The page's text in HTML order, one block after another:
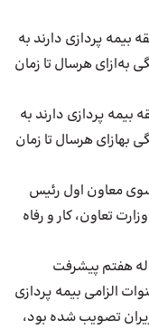
۲۵ سال تمام سابقه بیمه­ پردازی دارند به
به­‌ازای هر‌سال تا زمان
۲۰ سال تمام سابقه بیمه ­پردازی دارند به
به­ازای هر‌سال تا زمان
معاون اول رئیس
تعاون، کار و رفاه
پنجساله هفتم پیشرفت
الزامی بیمه پردازی
در هیات وزیران تصویب شده بود،